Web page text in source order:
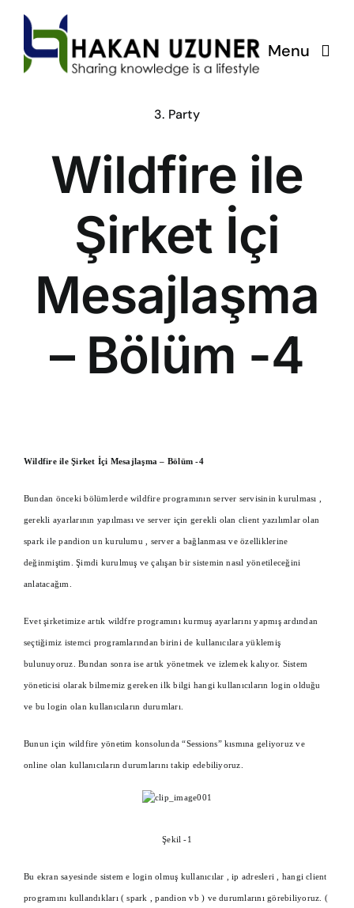
content
Menu
ÇözümPark
Eğitimlerim
İletişim
3. Party
Wildfire ile
Şirket İçi
Mesajlaşma
– Bölüm -4
Wildfire ile Şirket İçi Mesajlaşma – Bölüm -4
Bundan önceki bölümlerde wildfire programının server servisinin kurulması ,
gerekli ayarlarının yapılması ve server için gerekli olan client yazılımlar olan
spark ile pandion un kurulumu , server a bağlanması ve özelliklerine
değinmiştim. Şimdi kurulmuş ve çalışan bir sistemin nasıl yönetileceğini
anlatacağım.
Evet şirketimize artık wildfre programını kurmuş ayarlarını yapmış ardından
seçtiğimiz istemci programlarından birini de kullanıcılara yüklemiş
bulunuyoruz. Bundan sonra ise artık yönetmek ve izlemek kalıyor. Sistem
yöneticisi olarak bilmemiz gereken ilk bilgi hangi kullanıcıların login olduğu
ve bu login olan kullanıcıların durumları.
Bunun için wildfire yönetim konsolunda “Sessions” kısmına geliyoruz ve
online olan kullanıcıların durumlarını takip edebiliyoruz.
Şekil -1
Bu ekran sayesinde sistem e login olmuş kullanıcılar , ip adresleri , hangi client
programını kullandıkları ( spark , pandion vb ) ve durumlarını görebiliyoruz. (